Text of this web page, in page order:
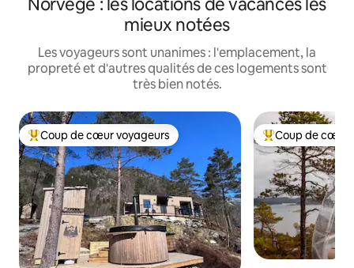
mieux notées
Les voyageurs sont unanimes : l'emplacement, la
propreté et d'autres qualités de ces logements sont
très bien notés.
Coup de cœur voyageurs parmi les plus aimés
Coup de cœur voyageurs Coup de cœur
Coup de cœur